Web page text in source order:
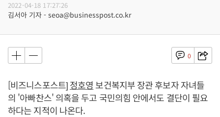
2022-04-18 17:27:26
김서아 기자 - seoa@businesspost.co.kr
0
[비즈니스포스트]정호영 보건복지부 장관 후보자 자녀들
의 '아빠찬스' 의혹을 두고 국민의힘 안에서도 결단이 필요
하다는 지적이 나온다.